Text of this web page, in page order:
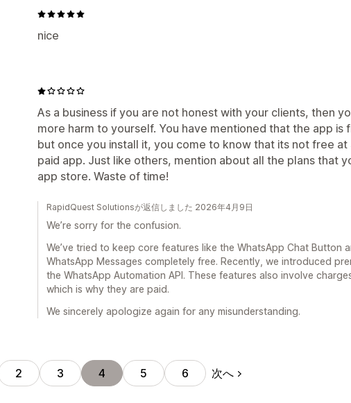
nice
As a business if you are not honest with your clients, then
more harm to yourself. You have mentioned that the app is
but once you install it, you come to know that its not free at
paid app. Just like others, mention about all the plans that
app store. Waste of time!
RapidQuest Solutionsが返信しました 2026年4月9日
We’re sorry for the confusion.
We’ve tried to keep core features like the WhatsApp Chat Button
WhatsApp Messages completely free. Recently, we introduced
the WhatsApp Automation API. These features also involve
which is why they are paid.
We sincerely apologize again for any misunderstanding.
2 3 4 5 6 次へ